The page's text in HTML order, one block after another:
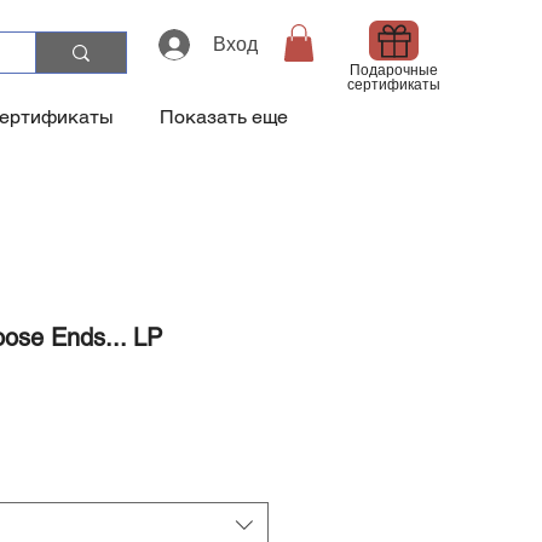
Вход
Подарочные
сертификаты
Показать еще
Ends... LP